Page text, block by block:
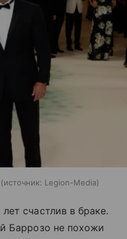
источник: Legion-Media
счастлив в браке.
Баррозо не похожи